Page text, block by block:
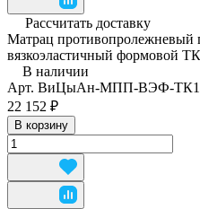
Рассчитать доставку
Матрац противопролежневый
вязкоэластичный формовой
В наличии
Арт. ВиЦыАн-МПП-ВЭФ-
22 152 ₽
В корзину